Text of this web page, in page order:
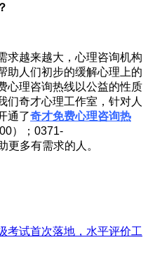
越来越大，心理咨询机构
助人们初步的缓解心理上的
心理咨询热线以公益的性质
们奇才心理工作室，针对人
通了奇才免费心理咨询热
）；0371-
更多有需求的人。